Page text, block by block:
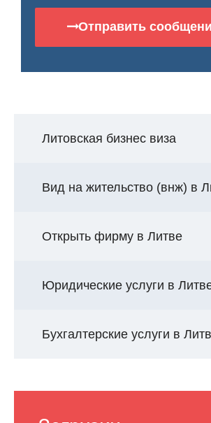
Литовская бизнес виза
Вид на жительство (внж) в
Открыть фирму в Литве
Юридические услуги в
Бухгалтерские услуги в
Отправить